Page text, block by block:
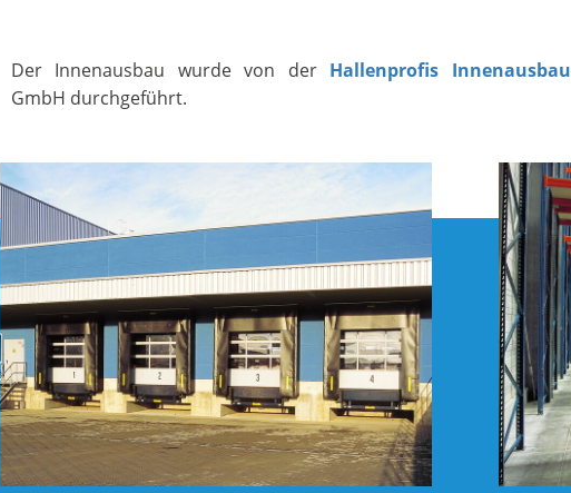
Der Innenausbau wurde von der Hallenprofis Innenausbau
GmbH durchgeführt.